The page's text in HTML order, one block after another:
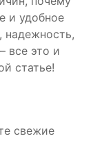
и удобное
все это и
статье!
свежие